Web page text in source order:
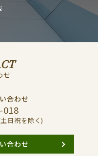
せ
合わせ
018
日祝を除く)
合わせ